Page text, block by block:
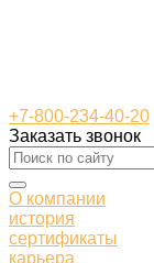
+7-800-234-40-20
Заказать звонок
О компании
история
сертификаты
карьера